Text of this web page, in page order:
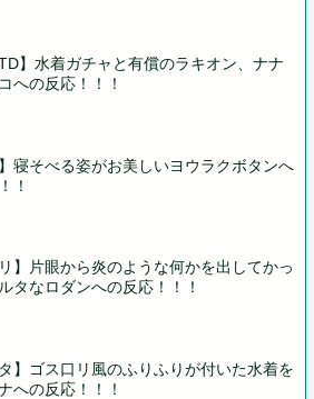
TD】水着ガチャと有償のラキオン、ナナ
への反応！！！
】寝そべる姿がお美しいヨウラクボタンへ
！
リ】片眼から炎のような何かを出してかっ
タなロダンへの反応！！！
タ】ゴス口リ風のふりふりが付いた水着を
への反応！！！